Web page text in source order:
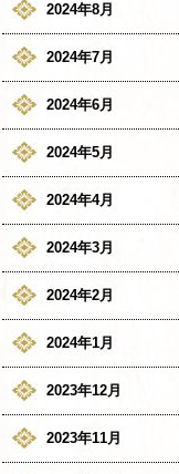
2024年8月
2024年7月
2024年6月
2024年5月
2024年4月
2024年3月
2024年2月
2024年1月
2023年12月
2023年11月